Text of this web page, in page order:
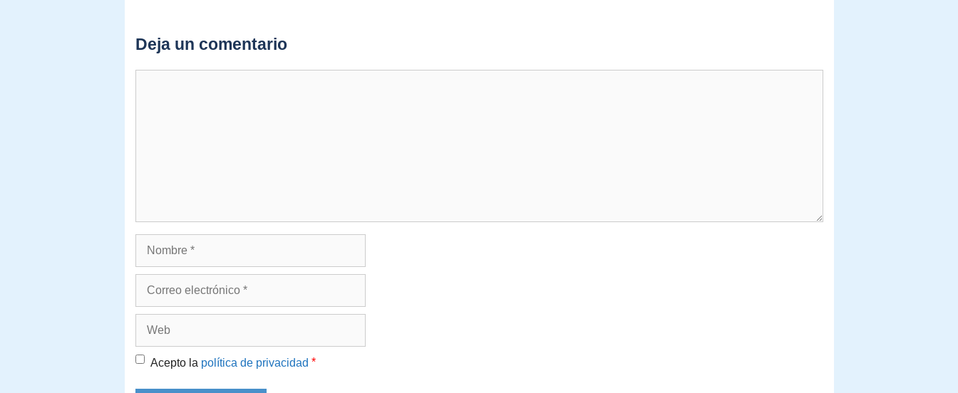
Deja un comentario
Acepto la política de privacidad *